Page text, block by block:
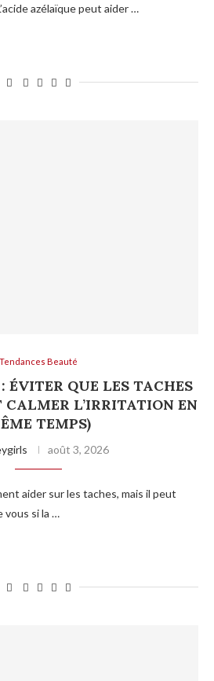
azélaïque peut aider …
Tendances Beauté
ÉVITER QUE LES TACHES
CALMER L’IRRITATION EN
TEMPS)
août 3, 2026
aider sur les taches, mais il peut
vous si la …